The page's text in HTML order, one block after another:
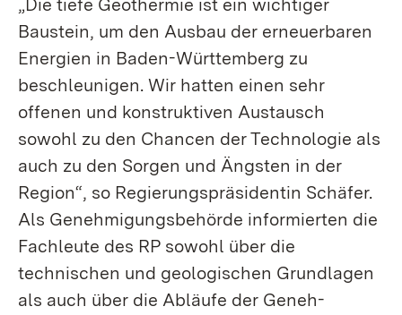
„Die tiefe Geothermie ist ein wichtiger
Baustein, um den Ausbau der erneuerbaren
Energien in Baden-Württem­berg zu
beschleunigen. Wir hatten einen sehr
offenen und konstruktiven Austausch
sowohl zu den Chancen der Technologie als
auch zu den Sorgen und Ängsten in der
Region“, so Regierungs­präsidentin Schäfer.
Als Genehmigungs­behörde informierten die
Fachleute des RP sowohl über die
technischen und geologischen Grundlagen
als auch über die Abläufe der Geneh­